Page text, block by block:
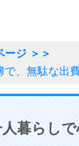
で、無駄な出
人暮らし